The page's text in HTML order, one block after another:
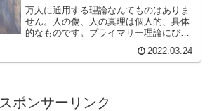
万人に通用する理論なんてものはありま
せん。人の傷、人の真理は個人的、具体
的なものです。プライマリー理論にぴっ
でない人もまたいるのでしょう。人の数
だけ苦痛と解放の闘争があるのです。
2022.03.24
スポンサーリンク